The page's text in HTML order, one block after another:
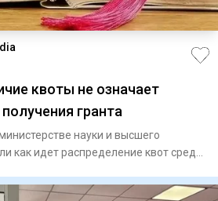
квоты не означает
гранта
науки и высшего
идет распределение квот среди